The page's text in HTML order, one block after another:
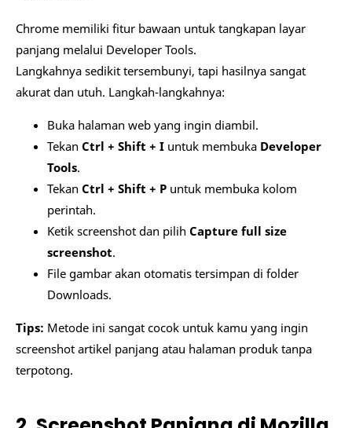
Chrome memiliki fitur bawaan untuk tangkapan layar
panjang melalui Developer Tools.
Langkahnya sedikit tersembunyi, tapi hasilnya sangat
akurat dan utuh. Langkah-langkahnya:
Buka halaman web yang ingin diambil.
Tekan Ctrl + Shift + I untuk membuka Developer
Tools.
Tekan Ctrl + Shift + P untuk membuka kolom
perintah.
Ketik screenshot dan pilih Capture full size
screenshot.
File gambar akan otomatis tersimpan di folder
Downloads.
Tips: Metode ini sangat cocok untuk kamu yang ingin
screenshot artikel panjang atau halaman produk tanpa
terpotong.